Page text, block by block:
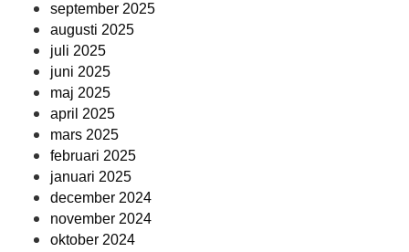
september 2025
augusti 2025
juli 2025
juni 2025
maj 2025
april 2025
mars 2025
februari 2025
januari 2025
december 2024
november 2024
oktober 2024